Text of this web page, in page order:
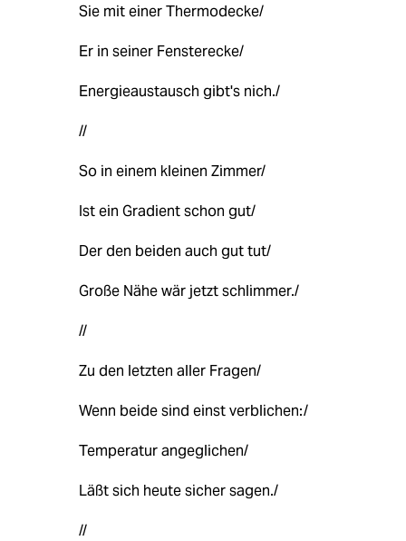
Sie mit einer Thermodecke/
Er in seiner Fensterecke/
Energieaustausch gibt's nich./
//
So in einem kleinen Zimmer/
Ist ein Gradient schon gut/
Der den beiden auch gut tut/
Große Nähe wär jetzt schlimmer./
//
Zu den letzten aller Fragen/
Wenn beide sind einst verblichen:/
Temperatur angeglichen/
Läßt sich heute sicher sagen./
//